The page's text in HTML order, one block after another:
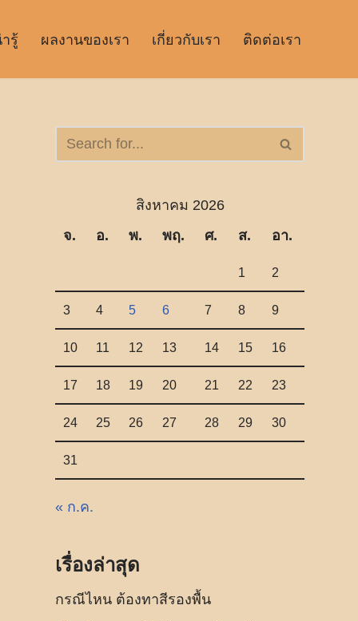
รู้ ผลงานของเรา เกี่ยวกับเรา ติดต่อเรา
สิงหาคม 2026
จ.
อ. พ. พฤ. ศ. ส. อา.
1 2
3 4 5 6 7 8 9
10 11 12 13 14 15 16
17 18 19 20 21 22 23
24 25 26 27 28 29 30
31
« ก.ค.
เรื่องล่าสุด
กรณีไหน ต้องทาสีรองพื้น